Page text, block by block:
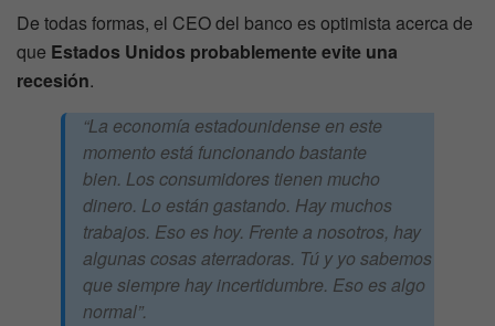
De todas formas, el CEO del banco es optimista acerca de
que Estados Unidos probablemente evite una
recesión.
“La economía estadounidense en este
momento está funcionando bastante
bien. Los consumidores tienen mucho
dinero. Lo están gastando. Hay muchos
trabajos. Eso es hoy. Frente a nosotros, hay
algunas cosas aterradoras. Tú y yo sabemos
que siempre hay incertidumbre. Eso es algo
normal”.